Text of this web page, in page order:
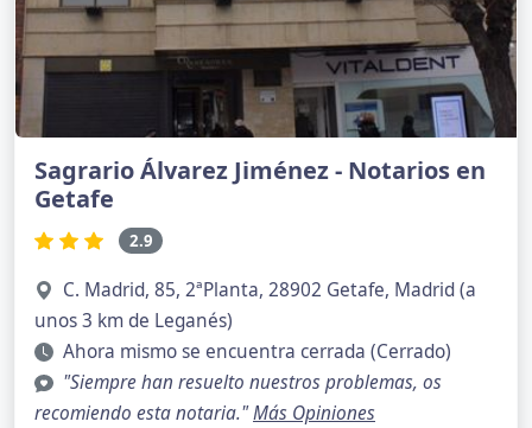
Sagrario Álvarez Jiménez - Notarios en
Getafe
2.9
C. Madrid, 85, 2ªPlanta, 28902 Getafe, Madrid (a
unos 3 km de Leganés)
Ahora mismo se encuentra cerrada (Cerrado)
"Siempre han resuelto nuestros problemas, os
recomiendo esta notaria."Más Opiniones